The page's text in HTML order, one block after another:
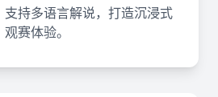
支持多语言解说，打造沉浸式
观赛体验。